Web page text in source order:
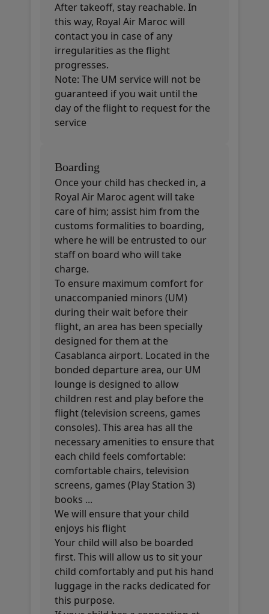
After takeoff, stay reachable. In
this way, Royal Air Maroc will
contact you in case of any
irregularities as the flight
progresses.
Note: The UM service will not be
guaranteed if you wait until the
day of the flight to request for the
service
Boarding
Once your child has checked in, a
Royal Air Maroc agent will take
care of him; assist him from the
customs formalities to boarding,
where he will be entrusted to our
staff on board who will take
charge.
To ensure maximum comfort for
unaccompanied minors (UM)
during their wait before their
flight, an area has been specially
designed for them at the
Casablanca airport. Located in the
bonded departure area, our UM
lounge is designed to allow
children rest and play before the
flight (television screens, games
consoles). This area has all the
necessary amenities to ensure that
each child feels comfortable:
comfortable chairs, television
screens, games (Play Station 3)
books ...
We will ensure that your child
enjoys his flight
Your child will also be boarded
first. This will allow us to sit your
child comfortably and put his hand
luggage in the racks dedicated for
this purpose.